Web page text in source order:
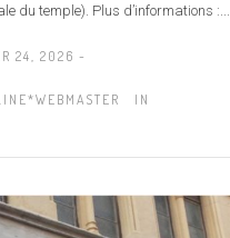
du temple). Plus d’informations :...
24, 2026 -
IN